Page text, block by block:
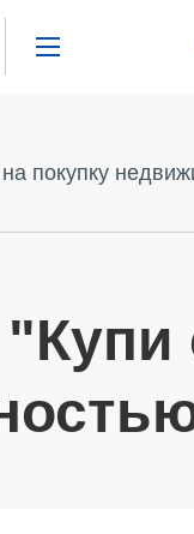
покупку